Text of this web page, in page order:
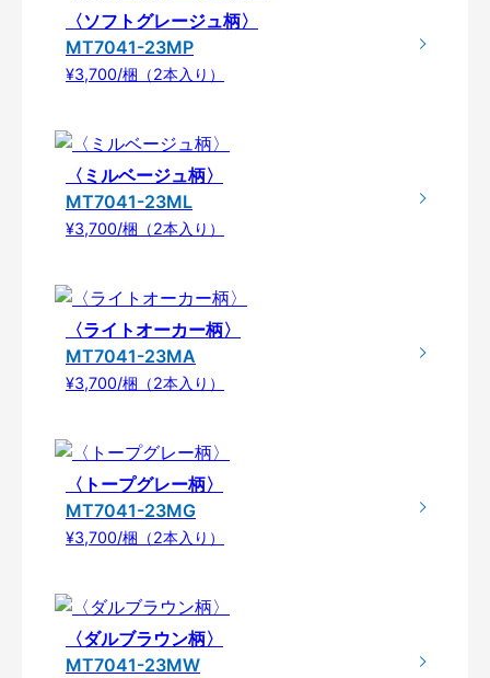
〈ソフトグレージュ柄〉
MT7041-23MP
¥3,700/梱（2本入り）
〈ミルベージュ柄〉
MT7041-23ML
¥3,700/梱（2本入り）
〈ライトオーカー柄〉
MT7041-23MA
¥3,700/梱（2本入り）
〈トープグレー柄〉
MT7041-23MG
¥3,700/梱（2本入り）
〈ダルブラウン柄〉
MT7041-23MW